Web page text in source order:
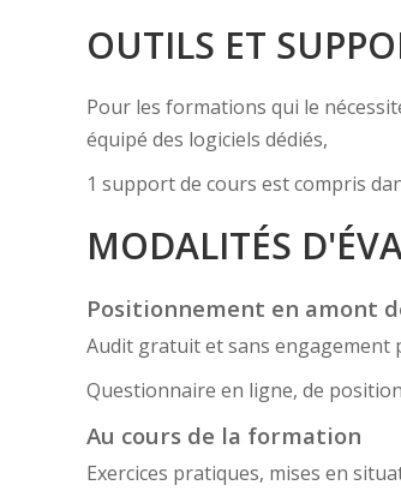
OUTILS ET
Pour les formations qui le
équipé des logiciels dédiés,
1 support de cours est compris
MODALITÉS
Positionnement en amont
Audit gratuit et sans
Questionnaire en ligne, de
Au cours de la formation
Exercices pratiques, mises en